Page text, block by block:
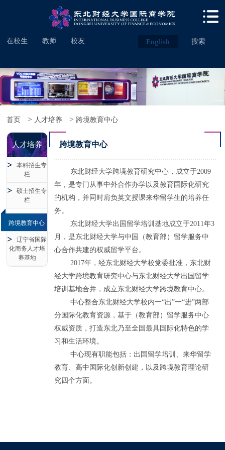
在校生 教师 校友 English 搜索
首页 > 人才培养 > 跨境教育中心
人才培养
本科招生专
栏
硕士招生专
栏
跨境教育中心
辽宁省国际
化商务人才培
养基地
跨境教育中心
东北财经大学跨境教育研究中心，成立于2009
年，是专门从事中外合作办学以及教育国际化研究
的机构，并同时肩负英文授课来华留学生的培养任
务。
东北财经大学出国留学培训基地成立于2011年3
月，是东北财经大学与中国（教育部）留学服务中
心合作共建的权威留学平台。
2017年，经东北财经大学校党委批准，东北财
经大学跨境教育研究中心与东北财经大学出国留学
培训基地合并，成立东北财经大学跨境教育中心。
中心整合东北财经大学校内一“出”一“进”两部
分国际化教育资源，基于（教育部）留学服务中心
权威资质，打造东北乃至全国最具国际化特色的学
习和生活环境。
中心现有职能包括：出国留学培训、来华留学
教育、高中国际化创新创建，以及跨境教育理论研
究四个方面。